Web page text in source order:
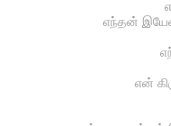
எந்தன்
என்